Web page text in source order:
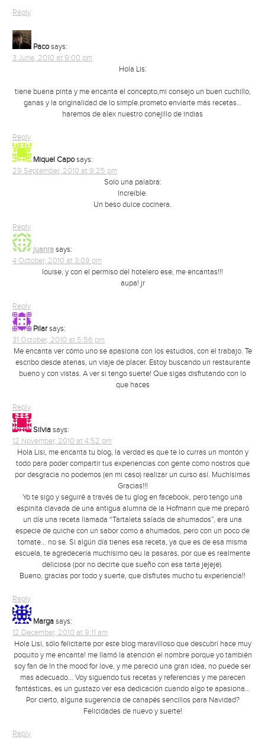
Reply
Pacosays:
3 June, 2010 at 9:00 pm
Hola Lis:
tiene buena pinta y me encanta el concepto,mi consejo un buen cuchillo,
ganas y la originalidad de lo simple.prometo enviarte más recetas…
haremos de alex nuestro conejillo de indias
Reply
Miquel Caposays:
29 September, 2010 at 9:25 pm
Solo una palabra:
Increíble.
Un beso dulce cocinera.
Reply
juanra says:
4 October, 2010 at 3:09 pm
louise, y con el permiso del hotelero ese, me encantas!!!
aupa! jr
Reply
Pilarsays:
31 October, 2010 at 5:56 pm
Me encanta ver cómo uno se apasiona con los estudios, con el trabajo. Te
escribo desde atenas, un viaje de placer. Estoy buscando un restaurante
bueno y con vistas. A ver si tengo suerte! Que sigas disfrutando con lo
que haces
Reply
Silvia says:
12 November, 2010 at 4:52 pm
Hola Lisi, me encanta tu blog, la verdad es que te lo curras un montón y
todo para poder compartir tus experiencias con gente como nostros que
por desgracia no podemos (en mi caso) realizar un curso así. Muchísimas
Gracias!!!
Yo te sigo y seguiré a través de tu glog en facebook, pero tengo una
espinita clavada de una antigua alumna de la Hofmann que me preparó
un día una receta llamada “Tartaleta salada de ahumados”, era una
especie de quiche con un sabor como a ahumados, pero con un poco de
tomate… no se. Si algún día tienes esa receta, ya que es de esa misma
escuela, te agredecería muchísimo qeu la pasaras, por que es realmente
deliciosa (por no decirte que sueño con esa tarta jejeje).
Bueno, gracias por todo y suerte, que disfrutes mucho tu experiencia!!
Reply
Marga says:
12 December, 2010 at 9:11 am
Hola Lisi, sólo felicitarte por este blog maravilloso que descubrí hace muy
poquito y me encanta! me llamó la atención el nombre porque yo también
soy fan de In the mood for love, y me pareció una gran idea, no puede ser
mas adecuado… Voy siguendo tus recetas y referencias y me parecen
fantásticas, es un gustazo ver esa dedicación cuando algo te apasiona…
Por cierto, alguna sugerencia de canapés sencillos para Navidad?
Felicidades de nuevo y suerte!
Reply